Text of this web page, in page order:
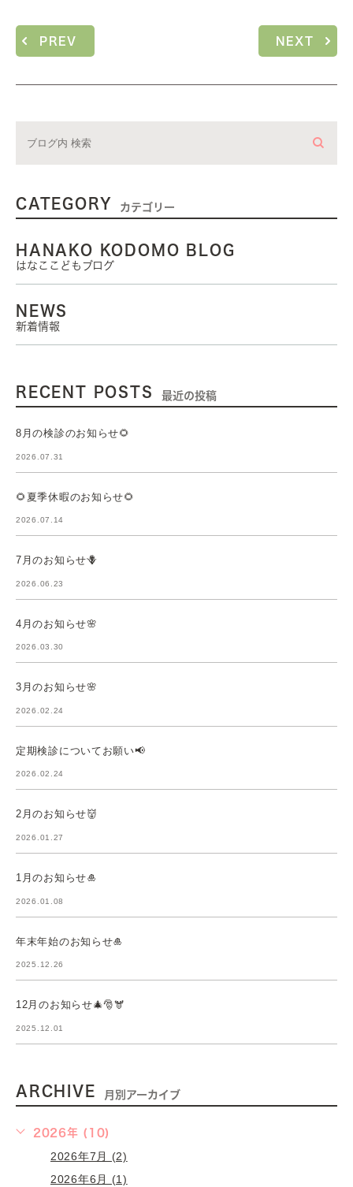
PREV NEXT
CATEGORY カテゴリー
HANAKO KODOMO BLOG
はなここどもブログ
NEWS
新着情報
RECENT POSTS 最近の投稿
8月の検診のお知らせ🌻
2026.07.31
🌻夏季休暇のお知らせ🌻
2026.07.14
7月のお知らせ🪻
2026.06.23
4月のお知らせ🌸
2026.03.30
3月のお知らせ🌸
2026.02.24
定期検診についてお願い📢
2026.02.24
2月のお知らせ👹
2026.01.27
1月のお知らせ🎍
2026.01.08
年末年始のお知らせ🎍
2025.12.26
12月のお知らせ🎄🎅🫎
2025.12.01
ARCHIVE 月別アーカイブ
2026年 (10)
2026年7月 (2)
2026年6月 (1)